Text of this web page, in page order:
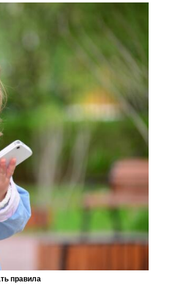
правила